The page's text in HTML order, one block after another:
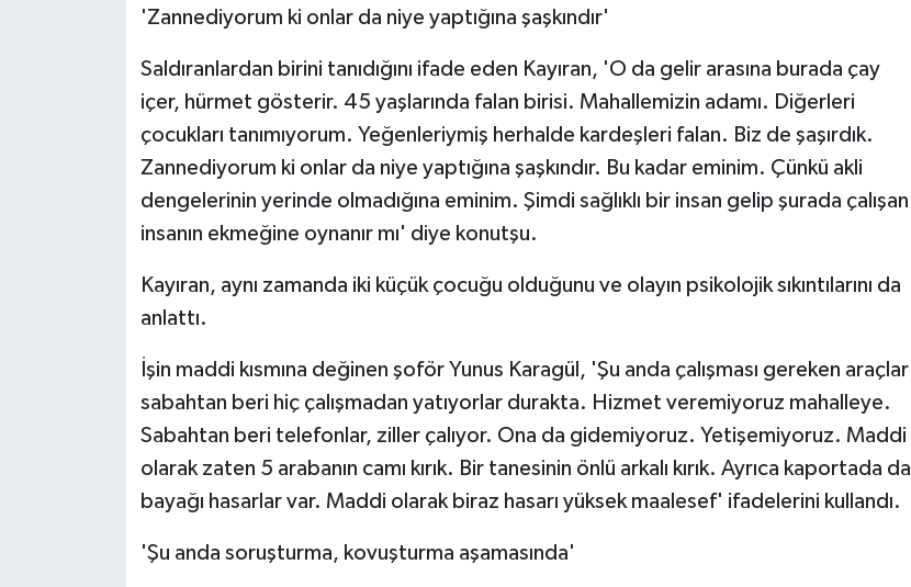
'Zannediyorum ki onlar da niye yaptığına şaşkındır'
Saldıranlardan birini tanıdığını ifade eden Kayıran, 'O da gelir arasına burada çay
içer, hürmet gösterir. 45 yaşlarında falan birisi. Mahallemizin adamı. Diğerleri
çocukları tanımıyorum. Yeğenleriymiş herhalde kardeşleri falan. Biz de şaşırdık.
Zannediyorum ki onlar da niye yaptığına şaşkındır. Bu kadar eminim. Çünkü akli
dengelerinin yerinde olmadığına eminim. Şimdi sağlıklı bir insan gelip şurada çalışan
insanın ekmeğine oynanır mı' diye konutşu.
Kayıran, aynı zamanda iki küçük çocuğu olduğunu ve olayın psikolojik sıkıntılarını da
anlattı.
İşin maddi kısmına değinen şoför Yunus Karagül, 'Şu anda çalışması gereken araçlar
sabahtan beri hiç çalışmadan yatıyorlar durakta. Hizmet veremiyoruz mahalleye.
Sabahtan beri telefonlar, ziller çalıyor. Ona da gidemiyoruz. Yetişemiyoruz. Maddi
olarak zaten 5 arabanın camı kırık. Bir tanesinin önlü arkalı kırık. Ayrıca kaportada da
bayağı hasarlar var. Maddi olarak biraz hasarı yüksek maalesef' ifadelerini kullandı.
'Şu anda soruşturma, kovuşturma aşamasında'